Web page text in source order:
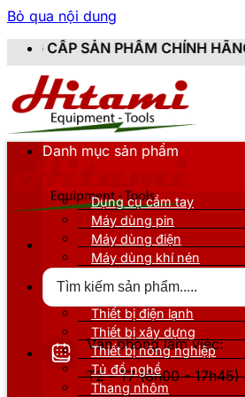
Bỏ qua nội dung
HÃNG, MỚI 100%, ĐẦY ĐỦ
Văn phòng làm việc:
T2 - T7 (8h00 - 17h45)
Danh mục sản phẩm
Dụng cụ cầm tay
Máy dùng pin
Máy dùng điện
Máy dùng khí nén
Thiết bị nâng đỡ
Thiết bị điện lạnh
Thiết bị xây dựng
Thiết bị nông nghiệp
Tủ đồ nghề
Thang nhôm